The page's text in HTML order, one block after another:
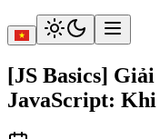
[JS Basics]
JavaScript: Khi